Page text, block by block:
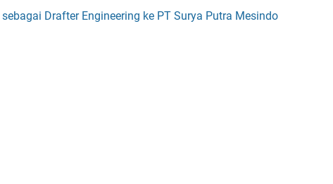
Drafter Engineering ke PT Surya Putra Mesindo